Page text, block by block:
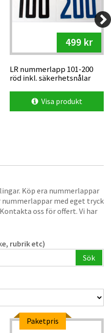
499 kr
LR nummerlapp 101-200
röd inkl. säkerhetsnålar
Visa produkt
Köp era nummerlappar
med eget tryck
oss för offert. Vi har
rubrik etc)
Sök
Paketpris